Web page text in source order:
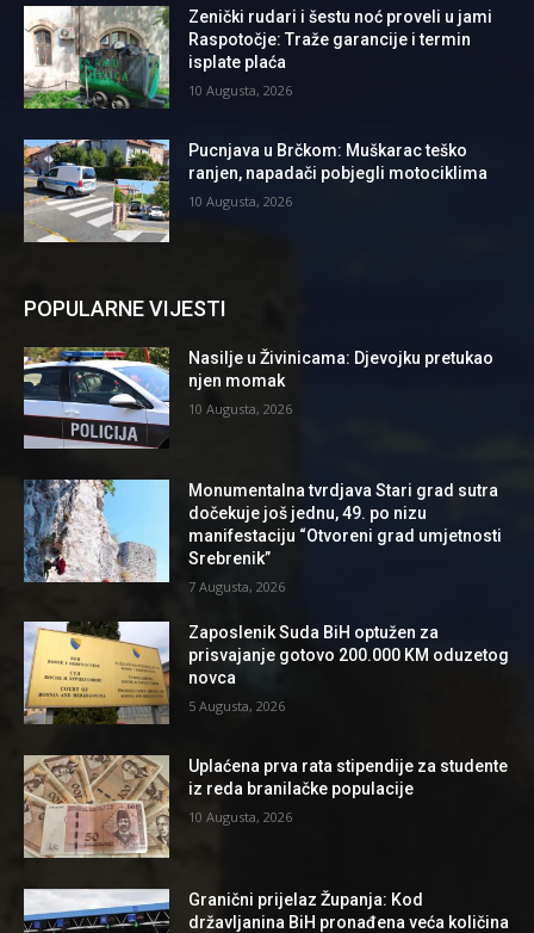
Zenički rudari i šestu noć proveli u jami
Raspotočje: Traže garancije i termin
isplate plaća
10 Augusta, 2026
Pucnjava u Brčkom: Muškarac teško
ranjen, napadači pobjegli motociklima
10 Augusta, 2026
POPULARNE VIJESTI
Nasilje u Živinicama: Djevojku pretukao
njen momak
10 Augusta, 2026
Monumentalna tvrdjava Stari grad sutra
dočekuje još jednu, 49. po nizu
manifestaciju “Otvoreni grad umjetnosti
Srebrenik”
7 Augusta, 2026
Zaposlenik Suda BiH optužen za
prisvajanje gotovo 200.000 KM oduzetog
novca
5 Augusta, 2026
Uplaćena prva rata stipendije za studente
iz reda branilačke populacije
10 Augusta, 2026
Granični prijelaz Županja: Kod
državljanina BiH pronađena veća količina